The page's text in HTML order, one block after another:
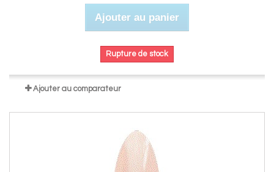
Ajouter au panier
Rupture de stock
Ajouter au comparateur